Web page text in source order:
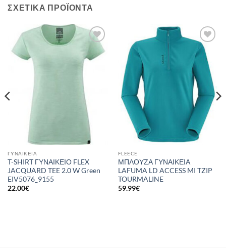
ΣΧΕΤΙΚΆ ΠΡΟΪΌΝΤΑ
Add to
wishlist
ΓΥΝΑΙΚΕΊΑ
T-SHIRT ΓΥΝΑΙΚΕΙΟ FLEX
JACQUARD TEE 2.0 W Green
EIV5076_9155
22.00€
Add to
wishlist
FLEECE
ΜΠΛΟΥΖΑ ΓΥΝΑΙΚΕΙΑ
LAFUMA LD ACCESS MI TZIP
TOURMALINE
59.99€